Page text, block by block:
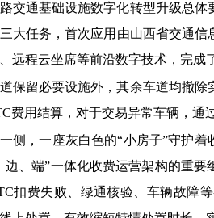
交通基础设施数字化转型升级总
大任务，首次应用由山西省交通
远程云坐席等前沿数字技术，完
保留必要设施外，其余车道均撤
费用结算，对于交易异常车辆，
侧，一座灰白色的“小房子”守护
边、端”一体化收费运营架构的重
扣费失败、绿通核验、车辆故障